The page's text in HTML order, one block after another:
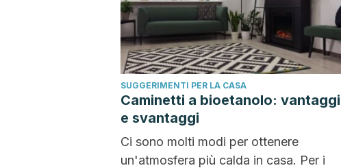
SUGGERIMENTI PER LA CASA
Caminetti a bioetanolo: vantaggi
e svantaggi
Ci sono molti modi per ottenere
un'atmosfera più calda in casa. Per i